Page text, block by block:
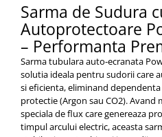
Sarma de Sudura
Autoprotectoare
– Performanta
Sarma tubulara auto-ecranata
solutia ideala pentru sudorii care
si eficienta, eliminand
protectie (Argon sau CO2).
speciala de flux care genereaza
timpul arcului electric, aceasta